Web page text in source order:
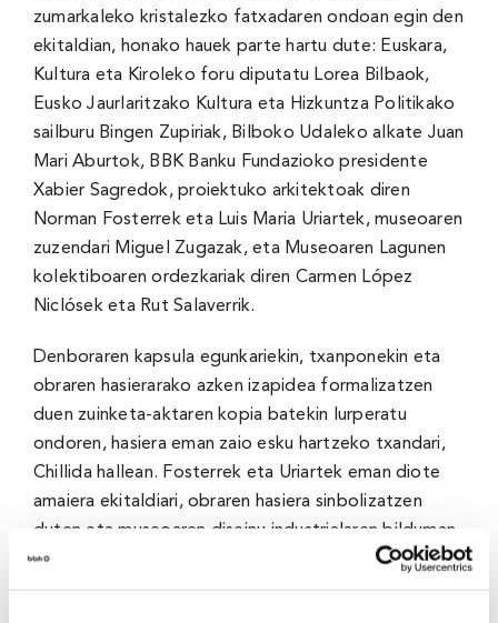
zumarkaleko kristalezko fatxadaren ondoan egin den
ekitaldian, honako hauek parte hartu dute: Euskara,
Kultura eta Kiroleko foru diputatu Lorea Bilbaok,
Eusko Jaurlaritzako Kultura eta Hizkuntza Politikako
sailburu Bingen Zupiriak, Bilboko Udaleko alkate Juan
Mari Aburtok, BBK Banku Fundazioko presidente
Xabier Sagredok, proiektuko arkitektoak diren
Norman Fosterrek eta Luis Maria Uriartek, museoaren
zuzendari Miguel Zugazak, eta Museoaren Lagunen
kolektiboaren ordezkariak diren Carmen López
Niclósek eta Rut Salaverrik.
Denboraren kapsula egunkariekin, txanponekin eta
obraren hasierarako azken izapidea formalizatzen
duen zuinketa-aktaren kopia batekin lurperatu
ondoren, hasiera eman zaio esku hartzeko txandari,
Chillida hallean. Fosterrek eta Uriartek eman diote
amaiera ekitaldiari, obraren hasiera sinbolizatzen
duten eta museoaren diseinu industrialaren bilduman
gordeko diren paletako bat sinatuz —Gipuzkoako
ehun urtekoBellotatresna-markakoa—.